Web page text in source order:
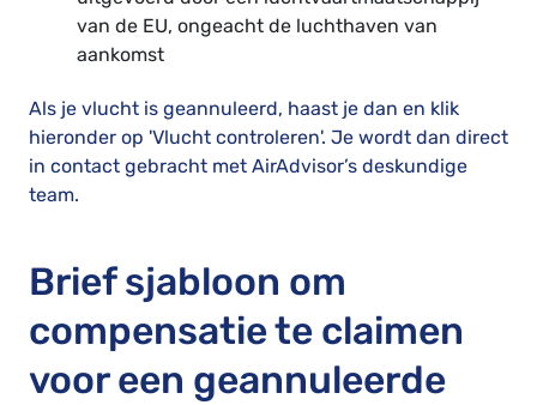
van de EU, ongeacht de luchthaven van
aankomst
Als je vlucht is geannuleerd, haast je dan en klik
hieronder op 'Vlucht controleren'. Je wordt dan direct
in contact gebracht met AirAdvisor’s deskundige
team.
Brief sjabloon om
compensatie te claimen
voor een geannuleerde